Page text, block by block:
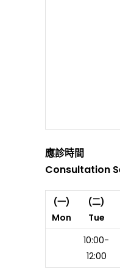
應診時間
Consultation
(一)
Mon
(二)
Tue
10:00-
12:00